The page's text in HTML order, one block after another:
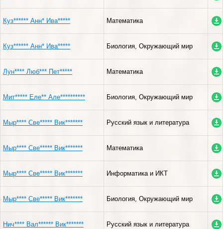
Куз****** Анн* Ива***** Математика
Куз****** Анн* Ива***** Биология, Окружающий мир
Лун**** Люб*** Пет***** Математика
Мит***** Еле** Але********** Биология, Окружающий мир
Мыр**** Све***** Вик******* Русский язык и литература
Мыр**** Све***** Вик******* Математика
Мыр**** Све***** Вик******* Информатика и ИКТ
Мыр**** Све***** Вик******* Биология, Окружающий мир
Нич**** Вал****** Вик******* Русский язык и литература